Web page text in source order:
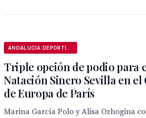
Triple opción de podio para
Natación Sincro Sevilla en el
de Europa de París
Marina García Polo y Alisa Ozhogina